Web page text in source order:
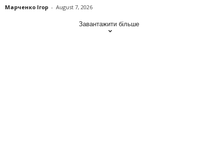
Марченко Ігор - August 7, 2026
Завантажити більше